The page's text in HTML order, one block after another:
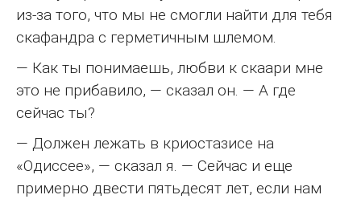
из-за того, что мы не смогли найти для тебя
скафандра с герметичным шлемом.
— Как ты понимаешь, любви к скаари мне
это не прибавило, — сказал он. — А где
сейчас ты?
— Должен лежать в криостазисе на
«Одиссее», — сказал я. — Сейчас и еще
примерно двести пятьдесят лет, если нам